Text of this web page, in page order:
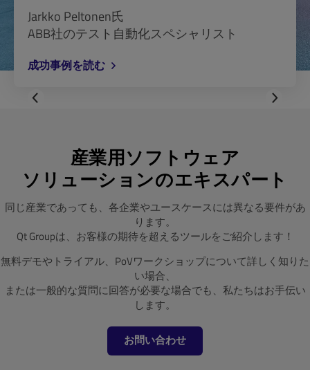
Jarkko Peltonen氏
ABB社のテスト自動化スペシャリスト
成功事例を読む
産業用ソフトウェア
ソリューションのエキスパート
同じ産業であっても、各企業やユースケースには異なる要件があ
ります。
Qt Groupは、お客様の期待を超えるツールをご紹介します！
無料デモやトライアル、PoVワークショップについて詳しく知りた
い場合、
または一般的な質問に回答が必要な場合でも、私たちはお手伝い
します。
お問い合わせ